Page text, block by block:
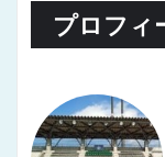
プロフィ